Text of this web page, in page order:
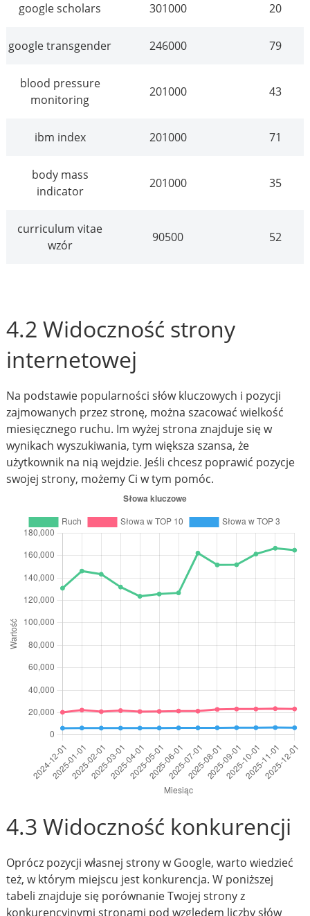
google scholars 301000 20
google transgender 246000 79
blood pressure
monitoring
201000 43
ibm index 201000 71
body mass
indicator
201000 35
curriculum vitae
wzór
90500 52
4.2 Widoczność strony
internetowej
Na podstawie popularności słów kluczowych i pozycji
zajmowanych przez stronę, można szacować wielkość
miesięcznego ruchu. Im wyżej strona znajduje się w
wynikach wyszukiwania, tym większa szansa, że
użytkownik na nią wejdzie. Jeśli chcesz poprawić pozycje
swojej strony, możemy Ci w tym pomóc.
4.3 Widoczność konkurencji
Oprócz pozycji własnej strony w Google, warto wiedzieć
też, w którym miejscu jest konkurencja. W poniższej
tabeli znajduje się porównanie Twojej strony z
konkurencyjnymi stronami pod względem liczby słów